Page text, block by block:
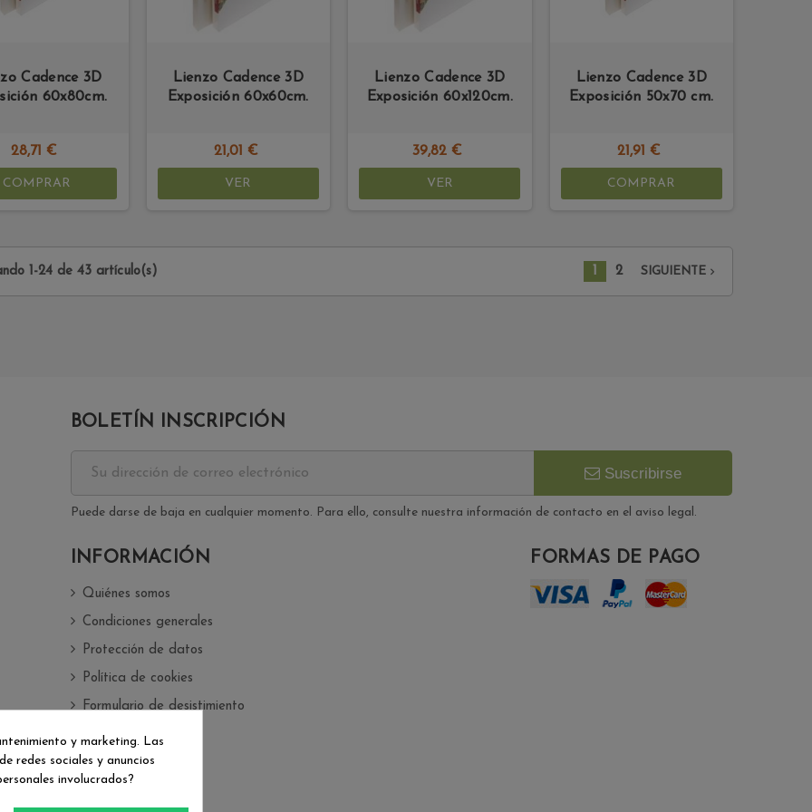
Cadence 3D
60x80cm.
28,71 €
COMPRAR
Lienzo Cadence 3D
Exposición 60x60cm.
21,01 €
VER
Lienzo Cadence 3D
Exposición 60x120cm.
39,82 €
VER
Lienzo Cadence 3D
Exposición 50x70 cm.
21,91 €
COMPRAR
1-24 de 43 artículo(s) 1 2 SIGUIENTE
BOLETÍN INSCRIPCIÓN
Suscribirse
Puede darse de baja en cualquier momento. Para ello, consulte nuestra información de contacto en el aviso legal.
INFORMACIÓN
Quiénes somos
Condiciones generales
Protección de datos
Política de cookies
Formulario de desistimiento
FORMAS DE PAGO
y marketing. Las
redes sociales y anuncios
involucrados?